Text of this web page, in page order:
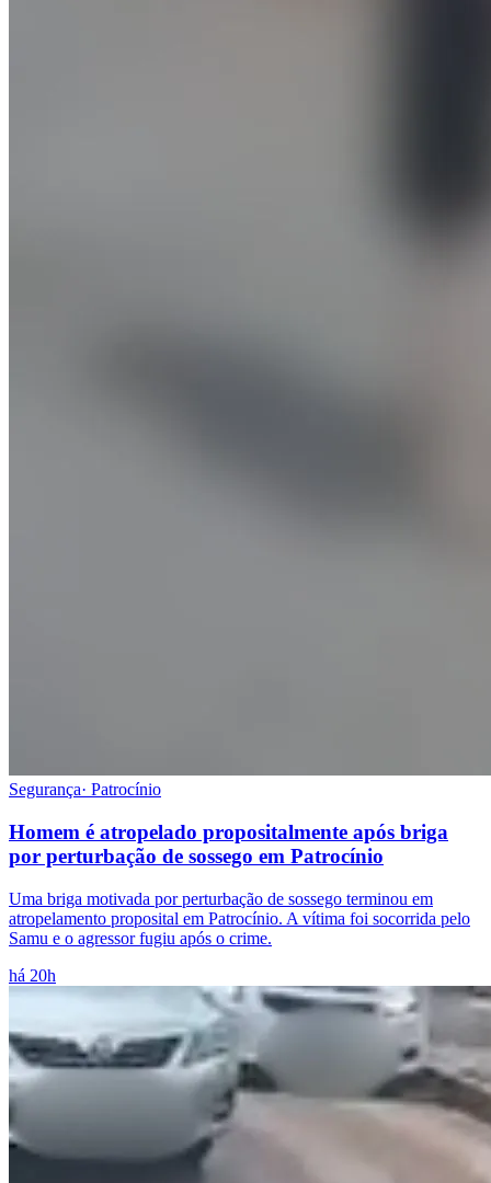
Segurança· Patrocínio
Homem é atropelado propositalmente após briga
por perturbação de sossego em Patrocínio
Uma briga motivada por perturbação de sossego terminou em
atropelamento proposital em Patrocínio. A vítima foi socorrida pelo
Samu e o agressor fugiu após o crime.
há 20h